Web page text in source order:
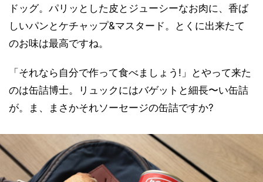
ドッグ。パリッとした皮とジューシーなお肉に、香ば
しいパンとケチャップ&マスタード。とくに出来たて
のお味は最高ですね。
「それなら自分で作って食べましょう!」とやって来た
のは缶詰博士。リュックにはバゲットと細長〜い缶詰
が。ま、まさかそれソーセージの缶詰ですか?